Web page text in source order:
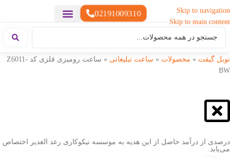
Skip to navigation
Skip to main content
02191009310
نوبل گیفت » محصولات » ساعت تبلیغاتی »
ساعت رومیزی فلزی کد Z6011-
BW
درصدی از درآمد حاصل از این هدیه به موسسه نیکوکاری رعد الغدیر اختصاص
می‌یابد.